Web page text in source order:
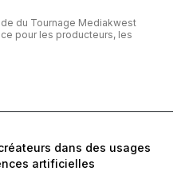
du Tournage Mediakwest
pour les producteurs, les
dans des usages
artificielles